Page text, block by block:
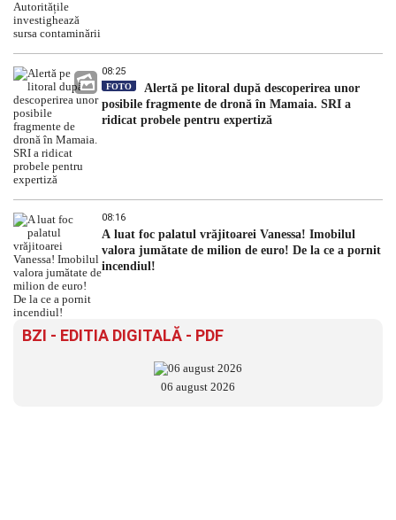
08:25
FOTO
Alertă pe litoral după descoperirea unor
posibile fragmente de dronă în Mamaia. SRI a
ridicat probele pentru expertiză
08:16
A luat foc palatul vrăjitoarei Vanessa! Imobilul
valora jumătate de milion de euro! De la ce a pornit
incendiul!
BZI - EDITIA DIGITALĂ - PDF
06 august 2026